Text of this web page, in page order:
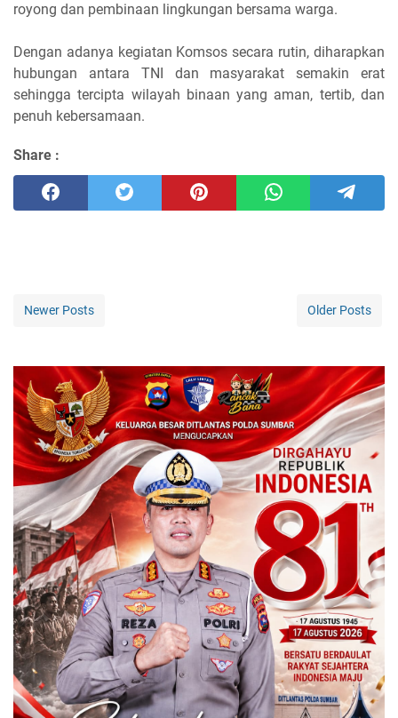
royong dan pembinaan lingkungan bersama warga.
Dengan adanya kegiatan Komsos secara rutin, diharapkan
hubungan antara TNI dan masyarakat semakin erat
sehingga tercipta wilayah binaan yang aman, tertib, dan
penuh kebersamaan.
Share :
Newer Posts Older Posts